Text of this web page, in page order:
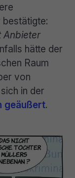
bestätigte:
Anbieter
hätte der
Raum
von
in der
geäußert.